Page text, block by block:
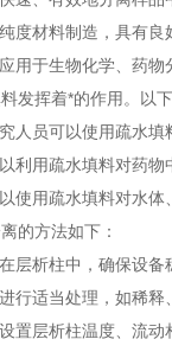
材料制造，具有良
于生物化学、药物
挥着*的作用。以下
员可以使用疏水填
用疏水填料对药物
用疏水填料对水体
的方法如下：
析柱中，确保设备
适当处理，如稀释
层析柱温度、流动